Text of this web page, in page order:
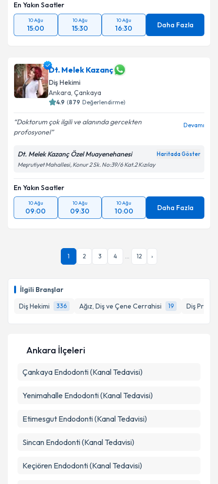
İlgili Branşlar
Diş Hekimi
336 Ağız, Diş ve Çene Cerrahisi 19 Diş Protez
En Yakın Saatler
10 Ağu
15:00
10 Ağu
15:30
10 Ağu
16:30 Daha Fazla
Dt. Melek Kazanç
Diş Hekimi
Ankara, Çankaya
4.9 (879 Değerlendirme)
Doktorum çok ilgili ve alanında gercekten
profosyonel
Devamı
Dt. Melek Kazanç Özel Muayenehanesi Haritada Göster
Meşrutiyet Mahallesi, Konur 2 Sk. No:39/6 Kat.2 Kızılay
En Yakın Saatler
10 Ağu
09:00
10 Ağu
09:30
10 Ağu
10:00 Daha Fazla
1 2 3 4 ... 12 ›
Ankara İlçeleri
Çankaya Endodonti (Kanal Tedavisi)
Yenimahalle Endodonti (Kanal Tedavisi)
Etimesgut Endodonti (Kanal Tedavisi)
Sincan Endodonti (Kanal Tedavisi)
Keçiören Endodonti (Kanal Tedavisi)